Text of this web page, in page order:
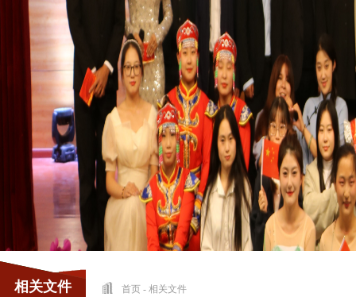
相关文件 首页 - 相关文件